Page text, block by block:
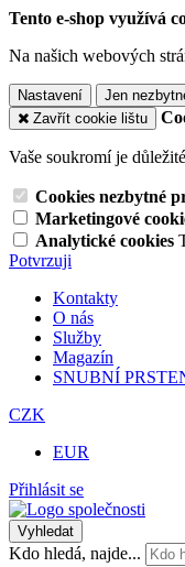
Tento e-shop využívá
Na našich webových
Nastavení Jen
Zavřít cookie lištu
Vaše soukromí je
Cookies nezbytné
Marketingové
Analytické cookies
Potvrzuji
Kontakty
O nás
Služby
Magazín
SNUBNÍ
CZK
EUR
Přihlásit se
Vyhledat
Kdo hledá, najde...